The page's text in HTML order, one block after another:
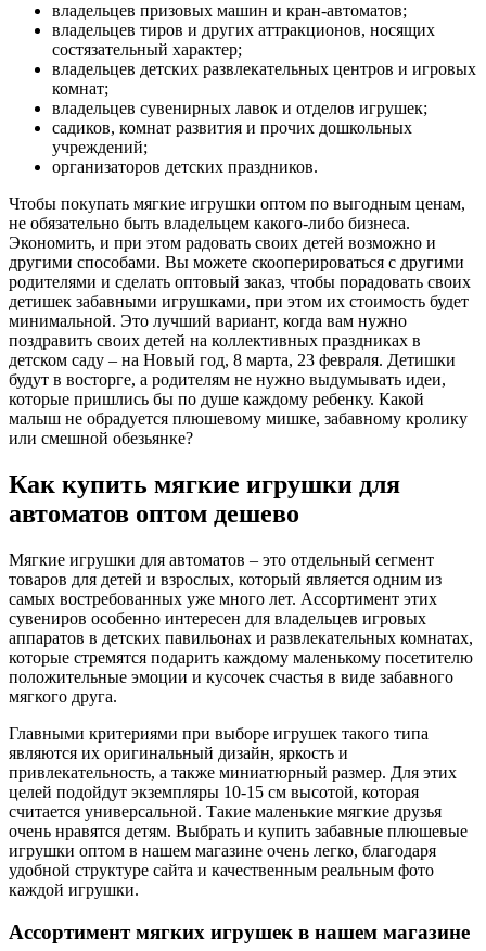
владельцев призовых машин и кран-автоматов;
владельцев тиров и других аттракционов, носящих
состязательный характер;
владельцев детских развлекательных центров и игровых
комнат;
владельцев сувенирных лавок и отделов игрушек;
садиков, комнат развития и прочих дошкольных
учреждений;
организаторов детских праздников.
Чтобы покупать мягкие игрушки оптом по выгодным ценам,
не обязательно быть владельцем какого-либо бизнеса.
Экономить, и при этом радовать своих детей возможно и
другими способами. Вы можете скооперироваться с другими
родителями и сделать оптовый заказ, чтобы порадовать своих
детишек забавными игрушками, при этом их стоимость будет
минимальной. Это лучший вариант, когда вам нужно
поздравить своих детей на коллективных праздниках в
детском саду – на Новый год, 8 марта, 23 февраля. Детишки
будут в восторге, а родителям не нужно выдумывать идеи,
которые пришлись бы по душе каждому ребенку. Какой
малыш не обрадуется плюшевому мишке, забавному кролику
или смешной обезьянке?
Как купить мягкие игрушки для
автоматов оптом дешево
Мягкие игрушки для автоматов – это отдельный сегмент
товаров для детей и взрослых, который является одним из
самых востребованных уже много лет. Ассортимент этих
сувениров особенно интересен для владельцев игровых
аппаратов в детских павильонах и развлекательных комнатах,
которые стремятся подарить каждому маленькому посетителю
положительные эмоции и кусочек счастья в виде забавного
мягкого друга.
Главными критериями при выборе игрушек такого типа
являются их оригинальный дизайн, яркость и
привлекательность, а также миниатюрный размер. Для этих
целей подойдут экземпляры 10-15 см высотой, которая
считается универсальной. Такие маленькие мягкие друзья
очень нравятся детям. Выбрать и купить забавные плюшевые
игрушки оптом в нашем магазине очень легко, благодаря
удобной структуре сайта и качественным реальным фото
каждой игрушки.
Ассортимент мягких игрушек в нашем магазине